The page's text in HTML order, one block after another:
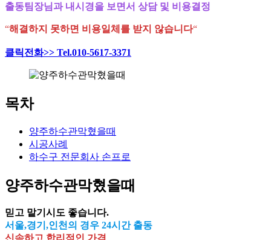
출동팀장님과 내시경을 보면서 상담 및 비용결정
“해결하지 못하면 비용일체를 받지 않습니다“
클릭전화>> Tel.010-5617-3371
목차
양주하수관막혔을때
시공사례
하수구 전문회사 손프로
양주하수관막혔을때
믿고 맡기시도 좋습니다.
서울,경기,인천의 경우 24시간 출동